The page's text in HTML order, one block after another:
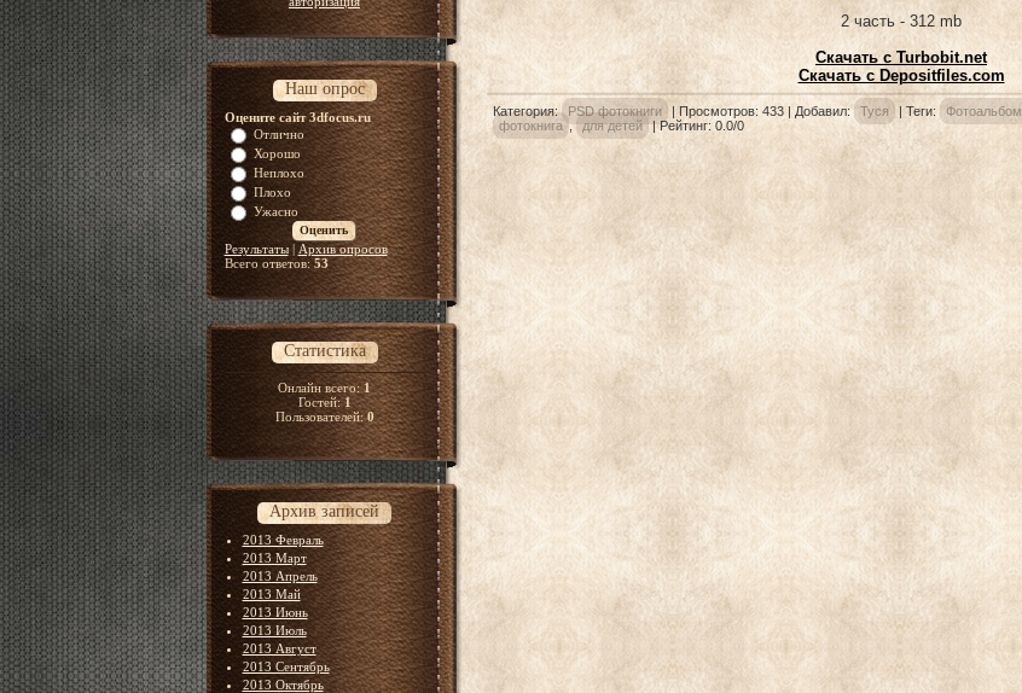
Наш опрос
Оцените сайт 3dfocus.ru
Отлично
Хорошо
Неплохо
Плохо
Ужасно
Результаты| Архив опросов
Всего ответов:53
Статистика
Онлайн всего:1
Гостей:1
Пользователей:0
Архив записей
2013 Февраль
2013 Март
2013 Апрель
2013 Май
2013 Июнь
2013 Июль
2013 Август
2013 Сентябрь
2013 Октябрь
2 часть - 312 mb
Скачать с Turbobit.net
Скачать с Depositfiles.com
Категория: PSD фотокниги | Просмотров: 433 | Добавил: Туся | Теги: Фотоальбом
фотокнига , для детей |Рейтинг: 0.0/0